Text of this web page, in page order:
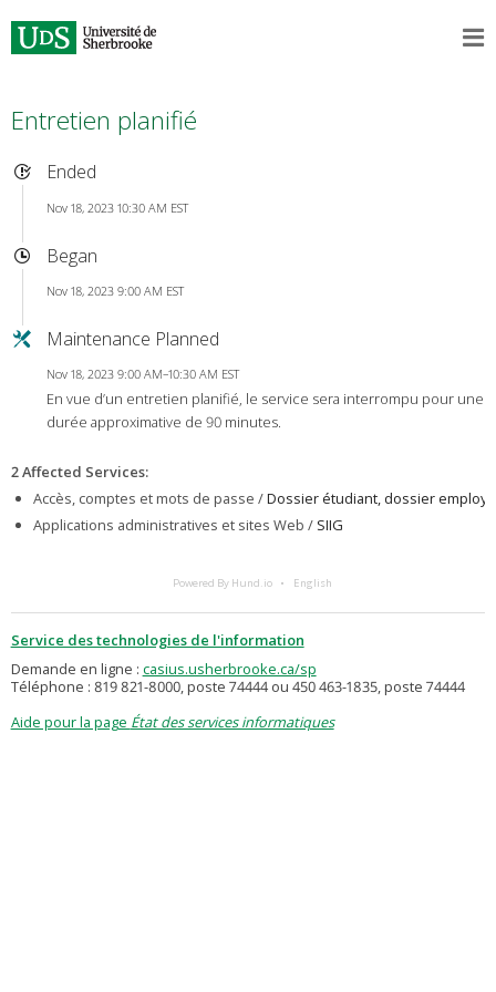
Entretien planifié
Ended
Nov 18, 2023 10:30 AM EST
Began
Nov 18, 2023 9:00 AM EST
Maintenance Planned
Nov 18, 2023 9:00 AM–10:30 AM EST
En vue d’un entretien planifié, le service sera interrompu pour une
durée approximative de 90 minutes.
2 Affected Services:
Accès, comptes et mots de passe /Dossier étudiant, dossier employé
Applications administratives et sites Web / SIIG
Powered By Hund.io English
Service des technologies de l'information
Demande en ligne : casius.usherbrooke.ca/sp
Téléphone : 819 821-8000, poste 74444 ou 450 463-1835, poste 74444
Aide pour la page État des services informatiques